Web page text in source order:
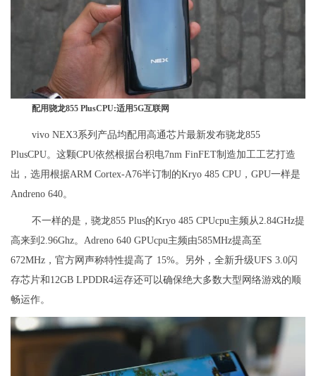
配用骁龙855 PlusCPU:适用5G互联网
vivo NEX3系列产品均配用高通芯片最新发布骁龙855
PlusCPU。这颗CPU依然根据台积电7nm FinFET制造加工工艺打造
出，选用根据ARM Cortex-A76半订制的Kryo 485 CPU，GPU一样是
Andreno 640。
不一样的是，骁龙855 Plus的Kryo 485 CPUcpu主频从2.84GHz提
高来到2.96Ghz。Adreno 640 GPUcpu主频由585MHz提高至
672MHz，官方网声称特性提高了 15%。另外，全新升级UFS 3.0闪
存芯片和12GB LPDDR4运存还可以确保绝大多数大型网络游戏的顺
畅运作。